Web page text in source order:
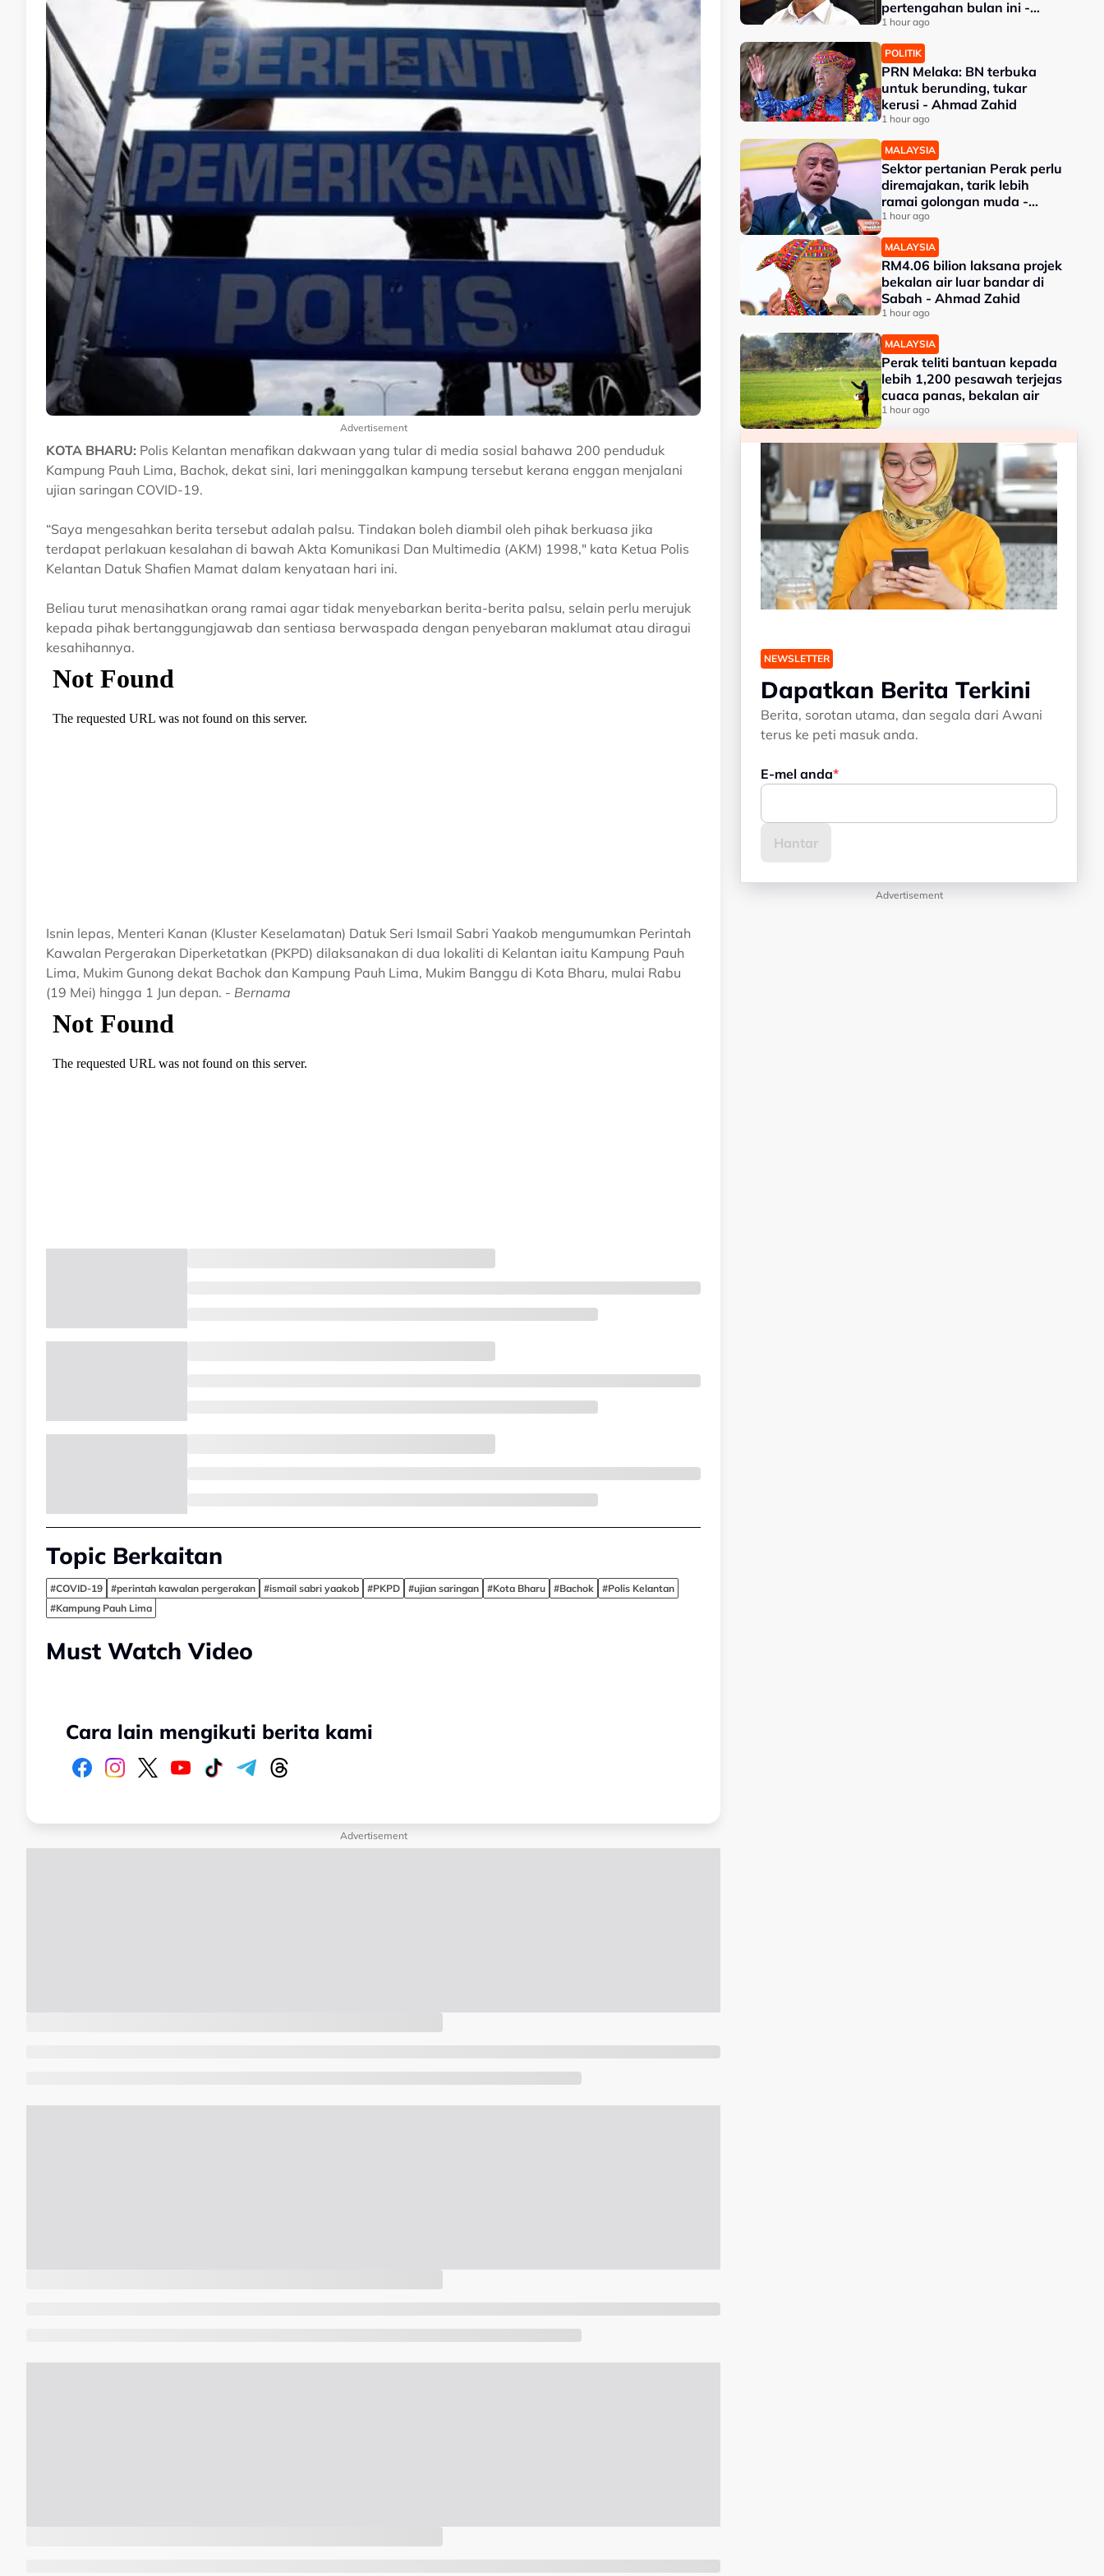
Advertisement
KOTA BHARU: Polis Kelantan menafikan dakwaan yang tular di media sosial bahawa 200 penduduk
Kampung Pauh Lima, Bachok, dekat sini, lari meninggalkan kampung tersebut kerana enggan menjalani
ujian saringan COVID-19.
“Saya mengesahkan berita tersebut adalah palsu. Tindakan boleh diambil oleh pihak berkuasa jika
terdapat perlakuan kesalahan di bawah Akta Komunikasi Dan Multimedia (AKM) 1998," kata Ketua Polis
Kelantan Datuk Shafien Mamat dalam kenyataan hari ini.
Beliau turut menasihatkan orang ramai agar tidak menyebarkan berita-berita palsu, selain perlu merujuk
kepada pihak bertanggungjawab dan sentiasa berwaspada dengan penyebaran maklumat atau diragui
kesahihannya.
Isnin lepas, Menteri Kanan (Kluster Keselamatan) Datuk Seri Ismail Sabri Yaakob mengumumkan Perintah
Kawalan Pergerakan Diperketatkan (PKPD) dilaksanakan di dua lokaliti di Kelantan iaitu Kampung Pauh
Lima, Mukim Gunong dekat Bachok dan Kampung Pauh Lima, Mukim Banggu di Kota Bharu, mulai Rabu
(19 Mei) hingga 1 Jun depan. - Bernama
Topic Berkaitan
#COVID-19 #perintah kawalan pergerakan #ismail sabri yaakob #PKPD #ujian saringan #Kota Bharu #Bachok
#Polis Kelantan
#Kampung Pauh Lima
Must Watch Video
Cara lain mengikuti berita kami
Advertisement
pertengahan bulan ini -
Mohamad
1 hour ago
POLITIK
PRN Melaka: BN terbuka
untuk berunding, tukar
kerusi - Ahmad Zahid
1 hour ago
MALAYSIA
Sektor pertanian Perak perlu
diremajakan, tarik lebih
ramai golongan muda -
Saarani
1 hour ago
MALAYSIA
RM4.06 bilion laksana projek
bekalan air luar bandar di
Sabah - Ahmad Zahid
1 hour ago
MALAYSIA
Perak teliti bantuan kepada
lebih 1,200 pesawah terjejas
cuaca panas, bekalan air
1 hour ago
NEWSLETTER
Dapatkan Berita Terkini
Berita, sorotan utama, dan segala dari Awani
terus ke peti masuk anda.
E-mel anda
Advertisement